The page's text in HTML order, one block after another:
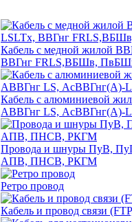
Кабель с медной жилой
ВВГнг FRLS,ВБШв,
Кабель с алюминиевой
АВВГнг LS, АсВВГнг(А)-
Провода и шнуры ПуВ,
АПВ, ПНСВ, РКГМ
Ретро провод
Кабель и провод связи